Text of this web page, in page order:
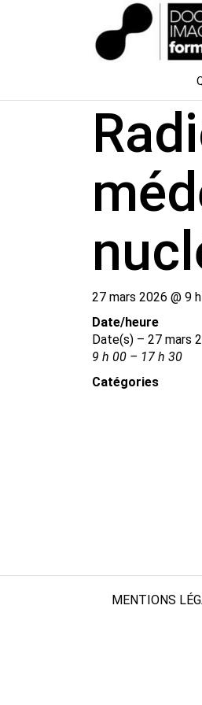
27 mars 2026 @ 9
Date/​heure
Date(s) – 27 mars
9 h 00 – 17 h 30
Catégories
MENTIONS